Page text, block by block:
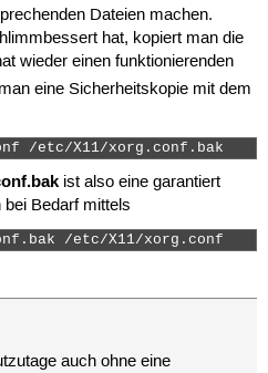
Dateien machen.
hat, kopiert man die
wieder einen funktionierenden
eine Sicherheitskopie mit dem
/etc/X11/xorg.conf.bak
ist also eine garantiert
Bedarf mittels
/etc/X11/xorg.conf
auch ohne eine